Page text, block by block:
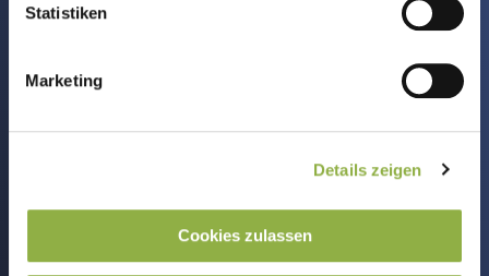
Statistiken
Marketing
Details zeigen
Cookies zulassen
steueragenten.de bietet digitale und
persönliche Steuerberatung für Krypto-
über alle Börsen und Wallets bis zur korrekten
Einordnung von Trading, Staking, DeFi und
NFTs.